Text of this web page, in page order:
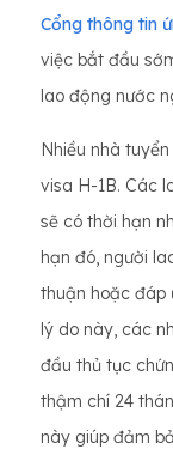
Cổng thông tin
việc bắt đầu
lao động nước
Nhiều nhà
visa H-1B. Các
sẽ có thời hạn
hạn đó, người
thuận hoặc đáp
lý do này, các
đầu thủ tục
thậm chí 24
này giúp đảm